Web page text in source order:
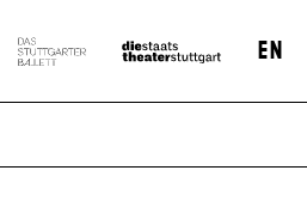
EN